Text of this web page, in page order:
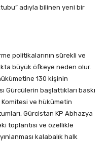
adıyla bilinen yeni bir
politikalarının sürekli ve
büyük öfkeye neden olur.
hükümetine 130 kişinin
Gürcülerin başlattıkları baskı
ve hükümetin
Gürcistan KP Abhazya
toplantısı ve özellikle
kalabalık halk